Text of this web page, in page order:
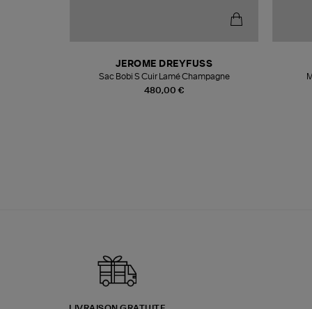
480,00 €
JEROME DREYFUSS
Sac Bobi S Cuir Lamé Champagne